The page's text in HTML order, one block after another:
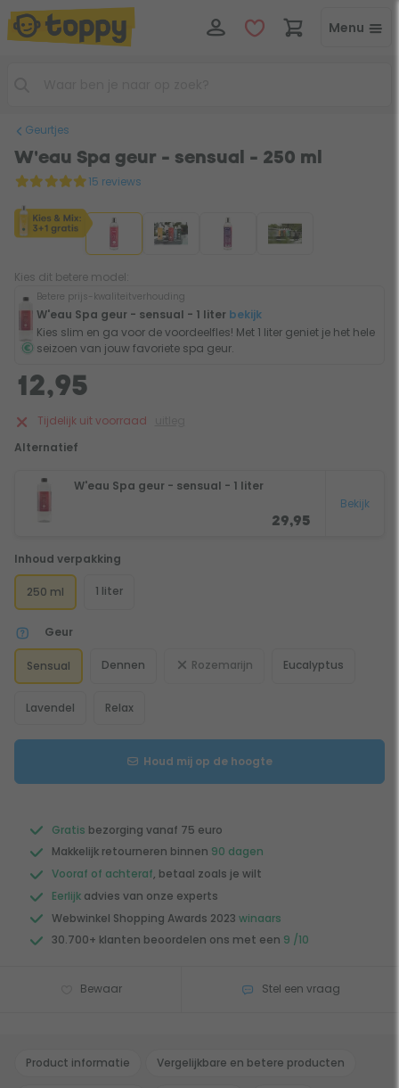
Menu
Geurtjes
W'eau Spa geur - sensual - 250 ml
15 reviews
Kies dit betere model:
Betere prijs-kwaliteitverhouding
W'eau Spa geur - sensual - 1 liter bekijk
Kies slim en ga voor de voordeelfles! Met 1 liter geniet je het hele
seizoen van jouw favoriete spa geur.
12,95
Tijdelijk uit voorraad
Alternatief
W'eau Spa geur - sensual - 1 liter
29,95
Bekijk
Inhoud verpakking
250 ml 1 liter
Geur
Sensual Dennen Rozemarijn Eucalyptus
Lavendel Relax
Houd mij op de hoogte
Gratis bezorging vanaf 75 euro
Makkelijk retourneren binnen 90 dagen
Vooraf of achteraf, betaal zoals je wilt
Eerlijk advies van onze experts
Webwinkel Shopping Awards 2023 winaars
30.700+ klanten beoordelen ons met een 9 /10
Bewaar Stel een vraag
Product informatie Vergelijkbare en betere producten